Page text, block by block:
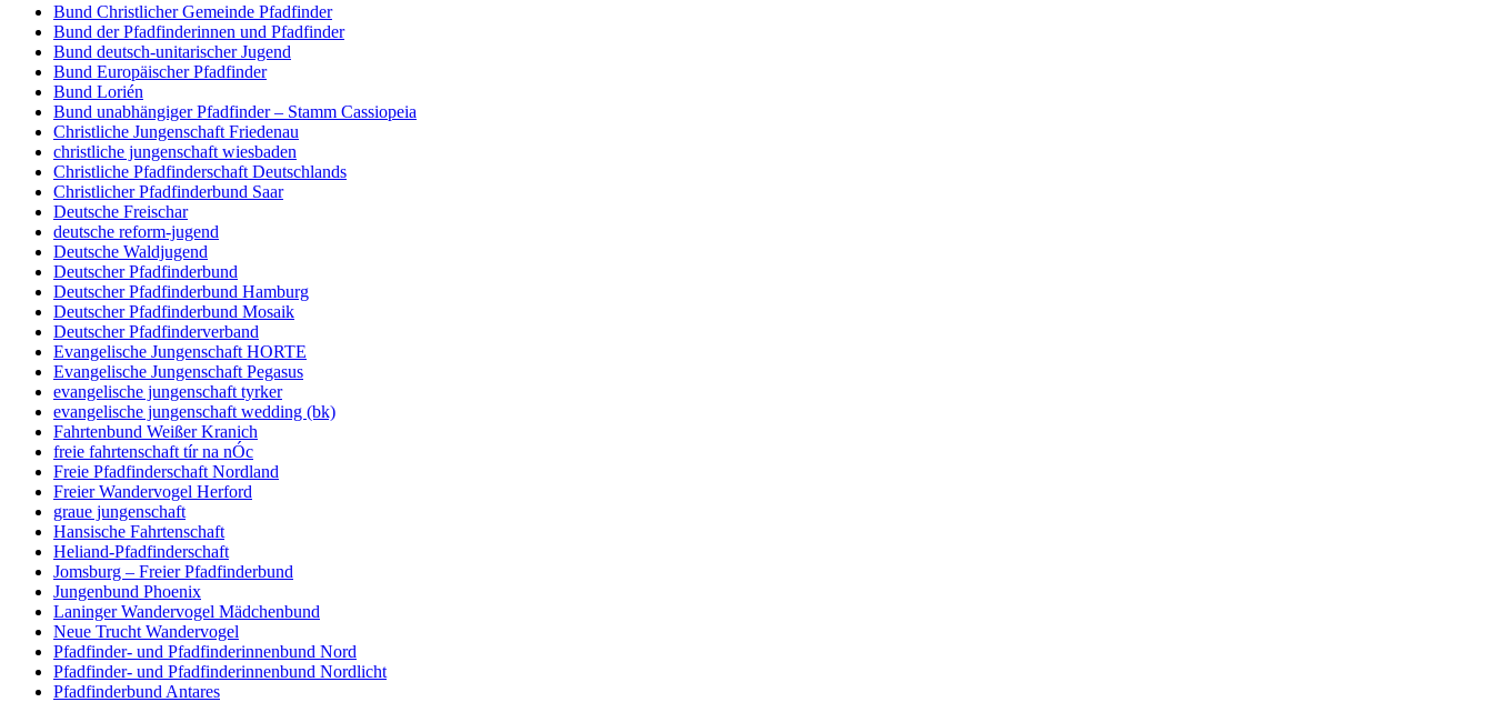
Bund Christlicher Gemeinde Pfadfinder
Bund der Pfadfinderinnen und Pfadfinder
Bund deutsch-unitarischer Jugend
Bund Europäischer Pfadfinder
Bund Lorién
Bund unabhängiger Pfadfinder – Stamm Cassiopeia
Christliche Jungenschaft Friedenau
christliche jungenschaft wiesbaden
Christliche Pfadfinderschaft Deutschlands
Christlicher Pfadfinderbund Saar
Deutsche Freischar
deutsche reform-jugend
Deutsche Waldjugend
Deutscher Pfadfinderbund
Deutscher Pfadfinderbund Hamburg
Deutscher Pfadfinderbund Mosaik
Deutscher Pfadfinderverband
Evangelische Jungenschaft HORTE
Evangelische Jungenschaft Pegasus
evangelische jungenschaft tyrker
evangelische jungenschaft wedding (bk)
Fahrtenbund Weißer Kranich
freie fahrtenschaft tír na nÓc
Freie Pfadfinderschaft Nordland
Freier Wandervogel Herford
graue jungenschaft
Hansische Fahrtenschaft
Heliand-Pfadfinderschaft
Jomsburg – Freier Pfadfinderbund
Jungenbund Phoenix
Laninger Wandervogel Mädchenbund
Neue Trucht Wandervogel
Pfadfinder- und Pfadfinderinnenbund Nord
Pfadfinder- und Pfadfinderinnenbund Nordlicht
Pfadfinderbund Antares